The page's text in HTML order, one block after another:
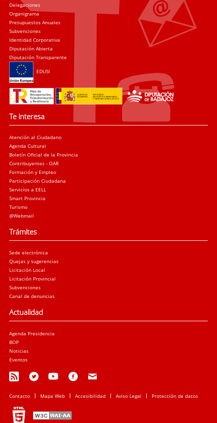
Delegaciones
Organigrama
Presupuestos Anuales
Subvenciones
Identidad Corporativa
Diputación Abierta
Diputación Transparente
EDUSI
Te interesa
Atención al Ciudadano
Agenda Cultural
Boletín Oficial de la Provincia
Contribuyentes - OAR
Formación y Empleo
Participación Ciudadana
Servicios a EELL
Smart Provincia
Turismo
@Webmail
Trámites
Sede electrónica
Quejas y sugerencias
Licitación Local
Licitación Provincial
Subvenciones
Canal de denuncias
Actualidad
Agenda Presidencia
BOP
Noticias
Eventos
Contacto Mapa Web Accesibilidad Aviso Legal Protección de datos